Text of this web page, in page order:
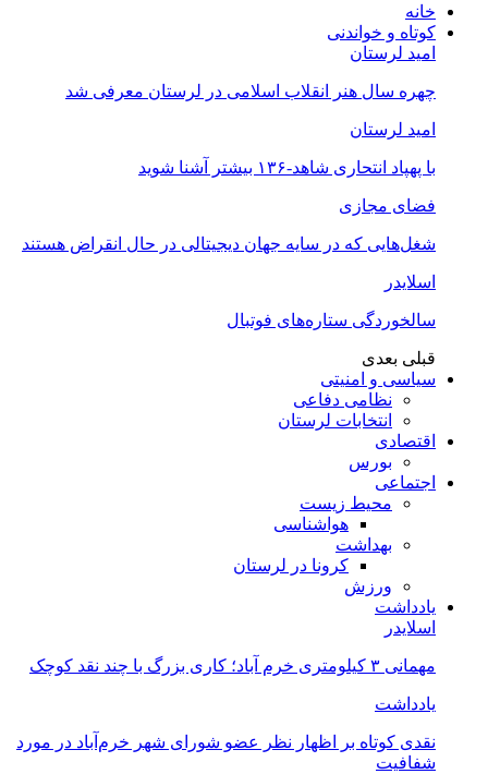
خانه
کوتاه و خواندنی
امید لرستان
چهره سال هنر انقلاب اسلامی در لرستان معرفی شد
امید لرستان
با پهپاد انتحاری شاهد-۱۳۶ بیشتر آشنا شوید
فضای مجازی
شغل‌‌هایی که در سایه جهان دیجیتالی در حال انقراض هستند
اسلایدر
سالخوردگی ستاره‌های فوتبال
قبلی بعدی
سیاسی و امنیتی
نظامی دفاعی
انتخابات لرستان
اقتصادی
بورس
اجتماعی
محیط زیست
هواشناسی
بهداشت
کرونا در لرستان
ورزش
یادداشت
اسلایدر
مهمانی ۳ کیلومتری خرم آباد؛ کاری بزرگ با چند نقد کوچک
یادداشت
نقدی کوتاه بر اظهار نظر عضو شورای شهر خرم‌آباد در مورد
شفافیت